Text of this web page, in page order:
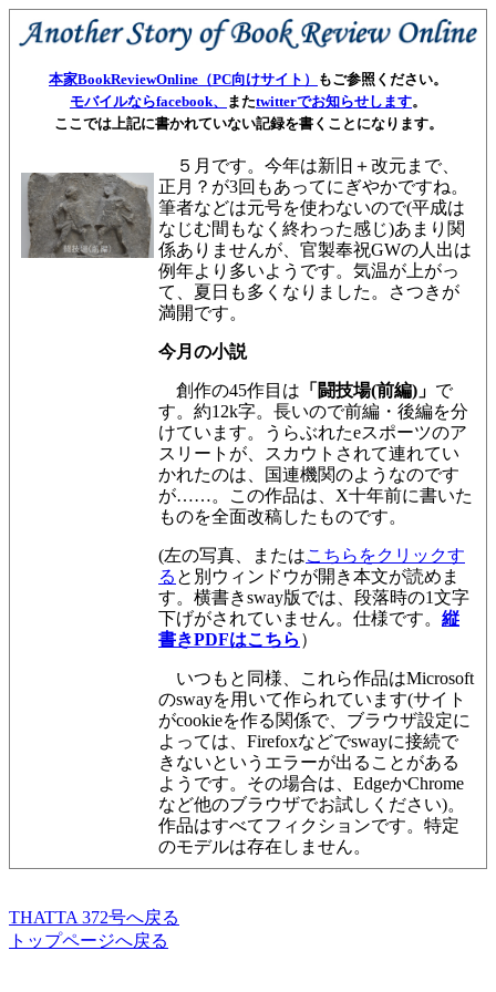
本家BookReviewOnline（PC向けサイト）
もご参照ください。
モバイルならfacebook、
またtwitterでお知らせします。
ここでは上記に書かれていない記録を書くことになります。
５月です。今年は新旧＋改元まで、
正月？が3回もあってにぎやかですね。
筆者などは元号を使わないので(平成は
なじむ間もなく終わった感じ)あまり関
係ありませんが、官製奉祝GWの人出は
例年より多いようです。気温が上がっ
て、夏日も多くなりました。さつきが
満開です。
今月の小説
創作の45作目は 「闘技場(前編)」 で
す。約12k字。長いので前編・後編を分
けています。うらぶれたeスポーツのア
スリートが、スカウトされて連れてい
かれたのは、国連機関のようなのです
が……。この作品は、X十年前に書いた
ものを全面改稿したものです。
(左の写真、またはこちらをクリックす
る と別ウィンドウが開き本文が読めま
す。横書きsway版では、段落時の1文字
下げがされていません。仕様です。 縦
書きPDFはこちら ）
いつもと同様、これら作品はMicrosoft
のswayを用いて作られています(サイト
がcookieを作る関係で、ブラウザ設定に
よっては、Firefoxなどでswayに接続で
きないというエラーが出ることがある
ようです。その場合は、EdgeかChrome
など他のブラウザでお試しください)。
作品はすべてフィクションです。特定
のモデルは存在しません。
THATTA 372号へ戻る
トップページへ戻る